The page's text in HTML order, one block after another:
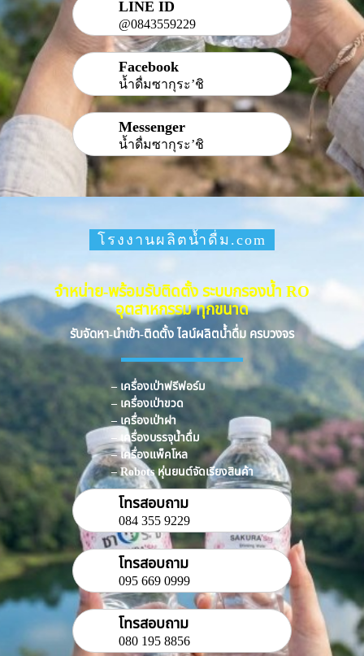
LINE ID
@0843559229
Facebook
น้ำดื่มซากุระ’ชิ
Messenger
น้ำดื่มซากุระ’ชิ
โรงงานผลิตน้ำดื่ม.com
จำหน่าย-พร้อมรับติดตั้ง ระบบกรองน้ำ RO
อุตสาหกรรม ทุกขนาด
รับจัดหา-นำเข้า-ติดตั้ง ไลน์ผลิตน้ำดื่ม ครบวงจร
– เครื่องเป่าฟรีฟอร์ม
– เครื่องเป่าขวด
– เครื่องเป่าฝา
– เครื่องบรรจุน้ำดื่ม
– เครื่องแพ็คโหล
– Robots หุ่นยนต์จัดเรียงสินค้า
โทรสอบถาม
084 355 9229
โทรสอบถาม
095 669 0999
โทรสอบถาม
080 195 8856